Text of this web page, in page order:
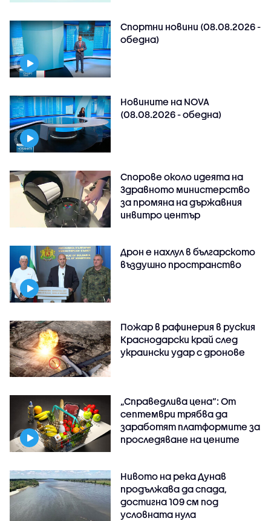
Спортни новини (08.08.2026 -
обедна)
Новините на NOVA
(08.08.2026 - обедна)
Спорове около идеята на
Здравното министерство
за промяна на държавния
инвитро център
Дрон е нахлул в българското
въздушно пространство
Пожар в рафинерия в руския
Краснодарски край след
украински удар с дронове
„Справедлива цена“: От
септември трябва да
заработят платформите за
проследяване на цените
Нивото на река Дунав
продължава да спада,
достигна 109 см под
условната нула